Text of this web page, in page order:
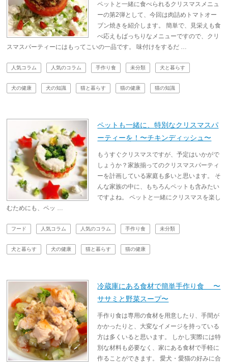
ペットと一緒に食べられるクリスマスメニュ
ーの第2弾として、今回は肉詰めトマトオー
ブン焼きを紹介します。 簡単で、見栄えも食
べ応えもばっちりなメニューですので、クリ
スマスパーティーにはもってこいの一品です。 味付けをするだ …
人気コラム 人気のコラム 手作り食 未分類 犬と暮らす
犬の健康 犬の知識 猫と暮らす 猫の健康 猫の知識
ペットも一緒に、特別なクリスマスパ
ーティーを！〜チキンディッシュ〜
もうすぐクリスマスですが、予定はいかがで
しょうか？家族揃ってのクリスマスパーティ
ーを計画している家庭も多いと思います。 そ
んな家族の中に、もちろんペットも含みたい
ですよね。 ペットと一緒にクリスマスを楽し
むためにも、ペッ …
フード 人気コラム 人気のコラム 手作り食 未分類
犬と暮らす 犬の健康 猫と暮らす 猫の健康
冷蔵庫にある食材で簡単手作り食 〜
ササミと野菜スープ〜
手作り食は専用の食材を用意したり、手間が
かかったりと、大変なイメージを持っている
方は多くいると思います。 しかし実際には特
別な材料も必要なく、家にある食材で手軽に
作ることができます。 愛犬・愛猫の好みに合